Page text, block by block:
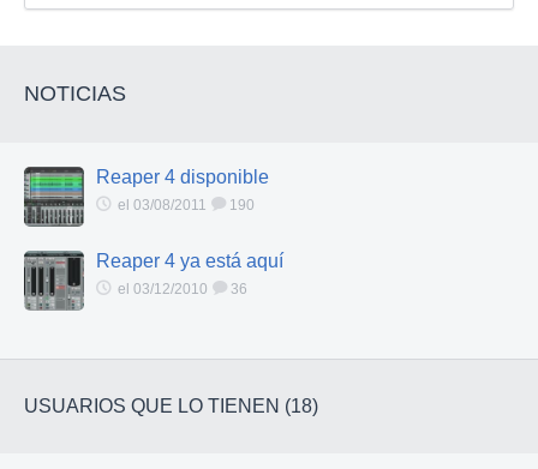
NOTICIAS
Reaper 4 disponible
el 03/08/2011 190
Reaper 4 ya está aquí
el 03/12/2010 36
USUARIOS QUE LO TIENEN (18)